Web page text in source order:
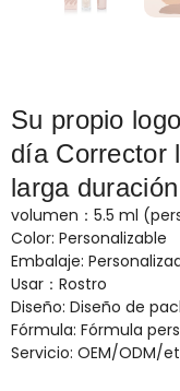
Su propio
día Corrector
larga
volumen：5.5 ml
Color: Personalizable
Embalaje:
Usar：Rostro
Diseño: Diseño de
Fórmula: Fórmula
Servicio: OEM/ODM/